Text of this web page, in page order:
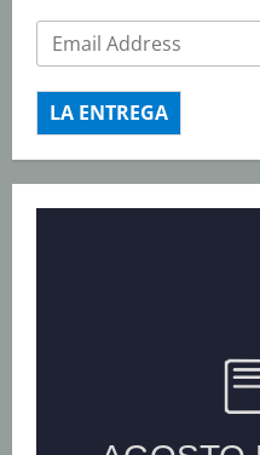
LA ENTREGA